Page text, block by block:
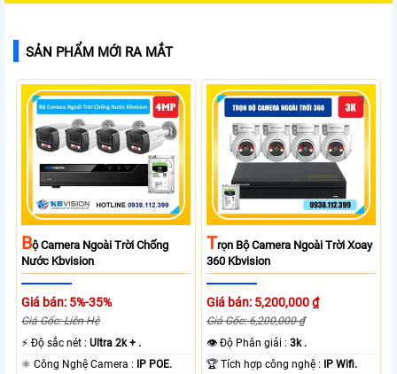
SẢN PHẨM MỚI RA MẮT
BỘ Camera Ngoài Trời Chống
Nước Kbvision
Giá bán: 5%-35%
Giá Gốc: Liên Hệ
️⚡ Độ sắc nét :Ultra 2k + .
⚛️ Công Nghệ Camera : IP POE.
TRọn Bộ Camera Ngoài Trời Xoay
360 Kbvision
Giá bán: 5,200,000 ₫
Giá Gốc: 6,200,000 ₫
👁 Độ Phân giải :3k .
🏆 Tích hợp công nghệ : IP Wifi.